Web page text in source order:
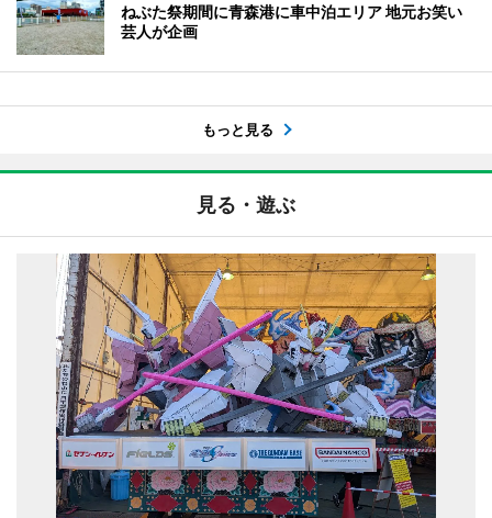
ねぶた祭期間に青森港に車中泊エリア 地元お笑い
芸人が企画
もっと見る
見る・遊ぶ